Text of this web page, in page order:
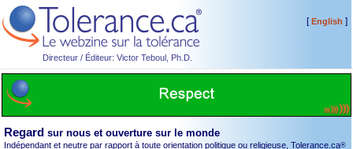
Directeur / Éditeur: Victor Teboul, Ph.D.
[English ]
Regard sur nous et ouverture sur le monde
Indépendant et neutre par rapport à toute orientation politique ou religieuse, Tolerance.ca®